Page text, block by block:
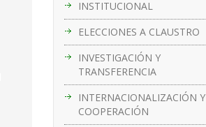
INSTITUCIONAL
ELECCIONES A CLAUSTRO
INVESTIGACIÓN Y
TRANSFERENCIA
INTERNACIONALIZACIÓN Y
COOPERACIÓN